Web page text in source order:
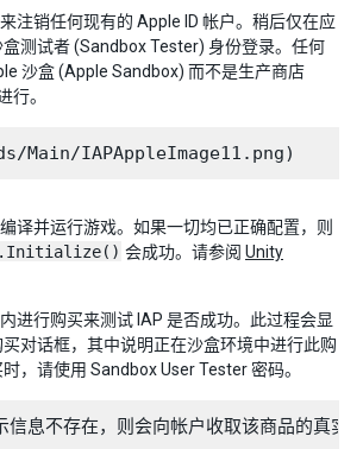
注销任何现有的 Apple ID 帐户。稍后仅在应
测试者 (Sandbox Tester) 身份登录。任何
沙盒 (Apple Sandbox) 而不是生产商店
行。
译并运行游戏。如果一切均已正确配置，则
会成功。请参阅 Unity
进行购买来测试 IAP 是否成功。此过程会显
对话框，其中说明正在沙盒环境中进行此购
，请使用 Sandbox User Tester 密码。
信息不存在，则会向帐户收取该商品的真实